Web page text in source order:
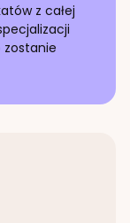
z całej
zostanie